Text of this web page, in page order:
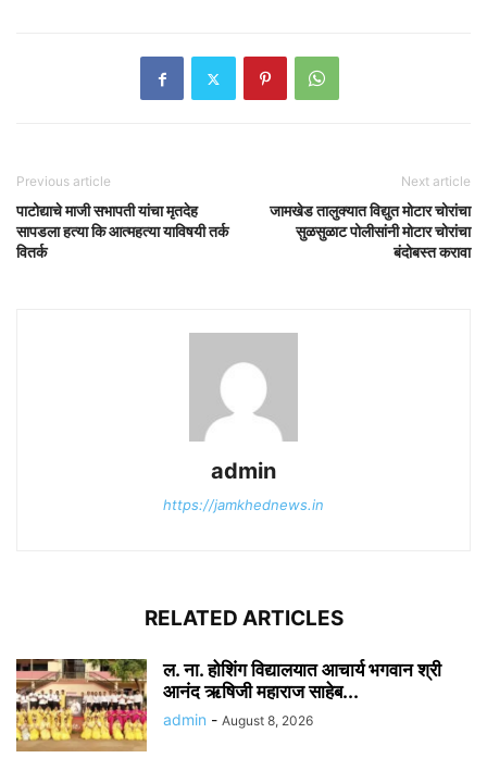
Previous article
पाटोद्याचे माजी सभापती यांचा मृतदेह
सापडला हत्या कि आत्महत्या याविषयी तर्क
वितर्क
Next article
जामखेड तालुक्यात विद्युत मोटार चोरांचा
सुळसुळाट पोलीसांनी मोटार चोरांचा
बंदोबस्त करावा
admin
https://jamkhednews.in
RELATED ARTICLES
ल. ना. होशिंग विद्यालयात आचार्य भगवान श्री
आनंद ऋषिजी महाराज साहेब...
admin - August 8, 2026